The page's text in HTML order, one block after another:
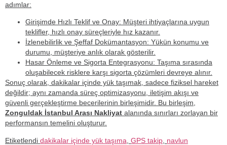
adımlar:
Girişimde Hızlı Teklif ve Onay: Müşteri ihtiyaçlarına uygun
teklifler, hızlı onay süreçleriyle hız kazanır.
İzlenebilirlik ve Şeffaf Dokümantasyon: Yükün konumu ve
durumu, müşteriye anlık olarak gösterilir.
Hasar Önleme ve Sigorta Entegrasyonu: Taşıma sırasında
oluşabilecek risklere karşı sigorta çözümleri devreye alınır.
Sonuç olarak, dakikalar içinde yük taşımak, sadece fiziksel hareket
değildir; aynı zamanda süreç optimizasyonu, iletişim akışı ve
güvenli gerçekleştirme becerilerinin birleşimidir. Bu birleşim,
Zonguldak İstanbul Arası Nakliyat alanında sınırları zorlayan bir
performansın temelini oluşturur.
Etiketlendi dakikalar içinde yük taşıma GPS takip navlun